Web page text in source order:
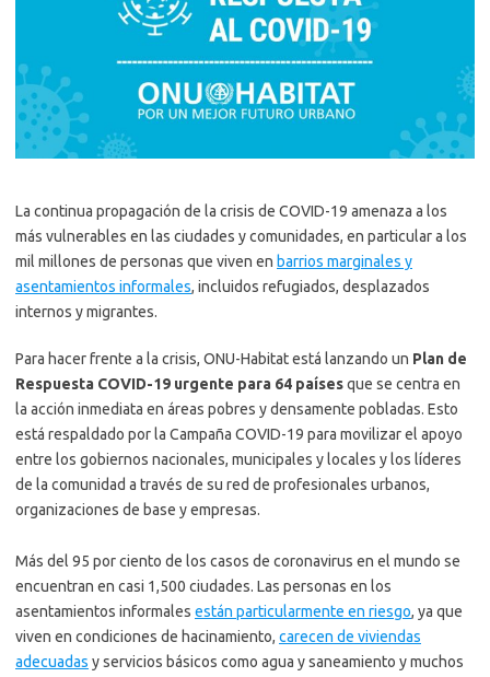
La continua propagación de la crisis de COVID-19 amenaza a los
más vulnerables en las ciudades y comunidades, en particular a los
mil millones de personas que viven en barrios marginales y
asentamientos informales, incluidos refugiados, desplazados
internos y migrantes.
Para hacer frente a la crisis, ONU-Habitat está lanzando un Plan de
Respuesta COVID-19 urgente para 64 paísesque se centra en
la acción inmediata en áreas pobres y densamente pobladas. Esto
está respaldado por la Campaña COVID-19 para movilizar el apoyo
entre los gobiernos nacionales, municipales y locales y los líderes
de la comunidad a través de su red de profesionales urbanos,
organizaciones de base y empresas.
Más del 95 por ciento de los casos de coronavirus en el mundo se
encuentran en casi 1,500 ciudades. Las personas en los
asentamientos informales están particularmente en riesgo, ya que
viven en condiciones de hacinamiento, carecen de viviendas
adecuadas y servicios básicos como agua y saneamiento y muchos